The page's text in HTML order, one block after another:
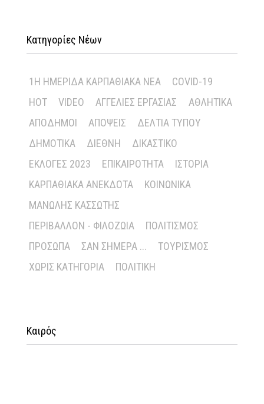
Κατηγορίες Νέων
1Η ΗΜΕΡΊΔΑ ΚΑΡΠΑΘΙΑΚΆ ΝΈΑ
COVID-19
HOT
VIDEO ΑΓΓΕΛΊΕΣ ΕΡΓΑΣΊΑΣ
ΑΘΛΗΤΙΚΆ
ΑΠΌΔΗΜΟΙ
ΑΠΌΨΕΙΣ
ΔΕΛΤΊΑ ΤΎΠΟΥ
ΔΗΜΟΤΙΚΆ
ΔΙΕΘΝΉ
ΔΙΚΑΣΤΙΚΌ
ΕΚΛΟΓΈΣ 2023
ΕΠΙΚΑΙΡΌΤΗΤΑ
ΙΣΤΟΡΊΑ
ΚΑΡΠΑΘΙΑΚΆ ΑΝΈΚΔΟΤΑ
ΚΟΙΝΩΝΙΚΆ
ΜΑΝΏΛΗΣ ΚΑΣΣΏΤΗΣ
ΠΕΡΙΒΆΛΛΟΝ - ΦΙΛΟΖΩΊΑ
ΠΟΛΙΤΙΣΜΌΣ
ΠΡΌΣΩΠΑ
ΣΑΝ ΣΉΜΕΡΑ ...
ΤΟΥΡΙΣΜΌΣ
ΧΩΡΊΣ ΚΑΤΗΓΟΡΊΑ
ΠΟΛΙΤΙΚΉ
Καιρός